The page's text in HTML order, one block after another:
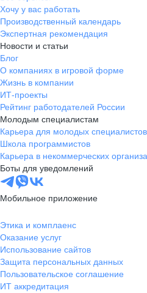
Хочу у вас работать
Производственный календарь
Экспертная рекомендация
Новости и статьи
Блог
О компаниях в игровой форме
Жизнь в компании
ИТ-проекты
Рейтинг работодателей России
Молодым специалистам
Карьера для молодых специалистов
Школа программистов
Карьера в некоммерческих
Боты для уведомлений
Мобильное приложение
Этика и комплаенс
Оказание услуг
Использование сайтов
Защита персональных данных
Пользовательское соглашение
ИТ аккредитация